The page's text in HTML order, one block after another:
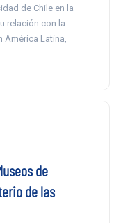
de Chile en la
relación con la
América Latina,
de
de las